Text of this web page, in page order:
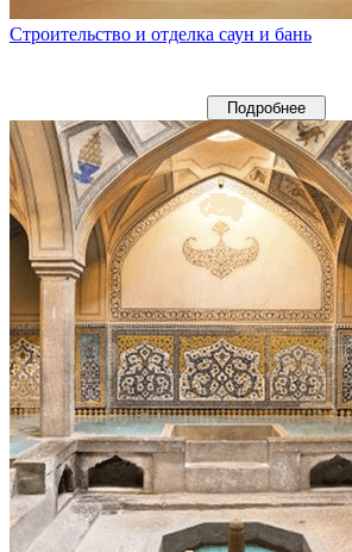
Строительство и отделка саун и бань
Подробнее